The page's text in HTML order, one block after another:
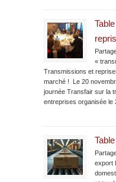
«
Transmissions et
marché ! Le 20
journée Transfair sur la
entreprises organisée le
export